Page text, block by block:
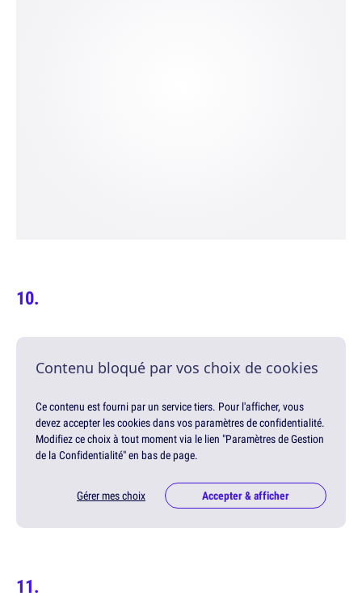
Contenu bloqué par vos choix de cookies
Ce contenu est fourni par un service tiers. Pour l'afficher, vous
devez accepter les cookies dans vos paramètres de confidentialité.
Modifiez ce choix à tout moment via le lien "Paramètres de Gestion
de la Confidentialité" en bas de page.
Gérer mes choix Accepter & afficher